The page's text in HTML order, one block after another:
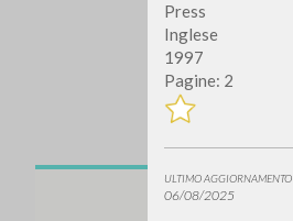
Press
Inglese
1997
Pagine: 2
ULTIMO AGGIORNAMENTO
06/08/2025